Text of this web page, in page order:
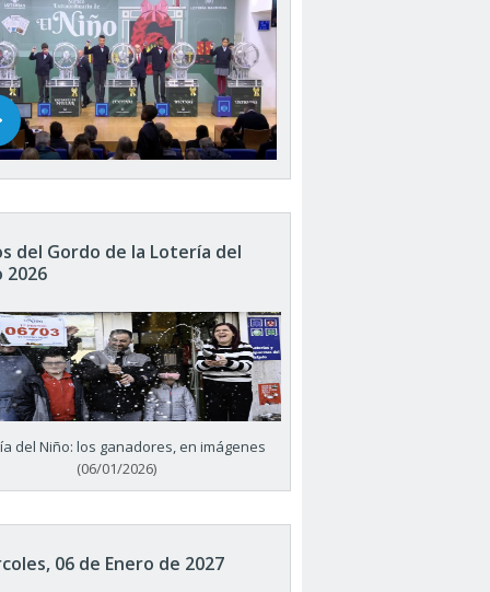
del Gordo de la Lotería del
2026
del Niño: los ganadores, en imágenes
(06/01/2026)
06 de Enero de 2027